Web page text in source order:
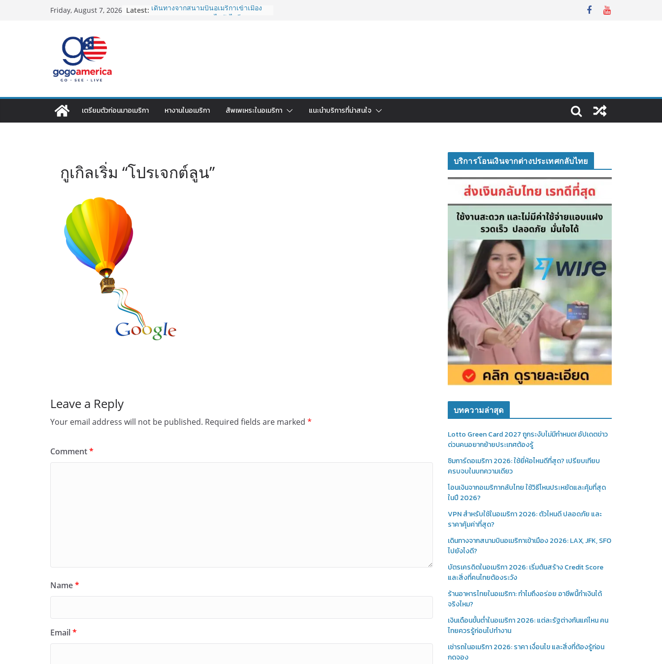
Friday, August 7, 2026 Latest: เดินทางจากสนามบินอเมริกาเข้าเมือง
ประหยัดและคุ้มที่สุดในปี 2026?
VPN สำหรับใช้ในอเมริกา 2026: ตัว
เตรียมตัวก่อนมาอเมริกา หางานในอเมริกา สัพเพเหระในอเมริกา แนะนำบริการที่น่าสนใจ
กูเกิลเริ่ม “โปรเจกต์ลูน”
Leave a Reply
Your email address will not be published. Required fields are marked *
Comment*
Name*
Email*
บริการโอนเงินจากต่างประเทศกลับไทย
บทความล่าสุด
Lotto Green Card 2027 ถูกระงับไม่มีกำหนด! อัปเดตข่าว
ด่วนคนอยากย้ายประเทศต้องรู้
ซิมการ์ดอเมริกา 2026: ใช้ยี่ห้อไหนดีที่สุด? เปรียบเทียบ
ครบจบในบทความเดียว
โอนเงินจากอเมริกากลับไทย ใช้วิธีไหนประหยัดและคุ้มที่สุด
ในปี 2026?
VPN สำหรับใช้ในอเมริกา 2026: ตัวไหนดี ปลอดภัย และ
ราคาคุ้มค่าที่สุด?
เดินทางจากสนามบินอเมริกาเข้าเมือง 2026: LAX, JFK, SFO
ไปยังไงดี?
บัตรเครดิตในอเมริกา 2026: เริ่มต้นสร้าง Credit Score
และสิ่งที่คนไทยต้องระวัง
ร้านอาหารไทยในอเมริกา: ทำไมถึงอร่อย อาชีพนี้ทำเงินได้
จริงไหม?
เงินเดือนขั้นต่ำในอเมริกา 2026: แต่ละรัฐต่างกันแค่ไหน คน
ไทยควรรู้ก่อนไปทำงาน
เช่ารถในอเมริกา 2026: ราคา เงื่อนไข และสิ่งที่ต้องรู้ก่อน
กดจอง